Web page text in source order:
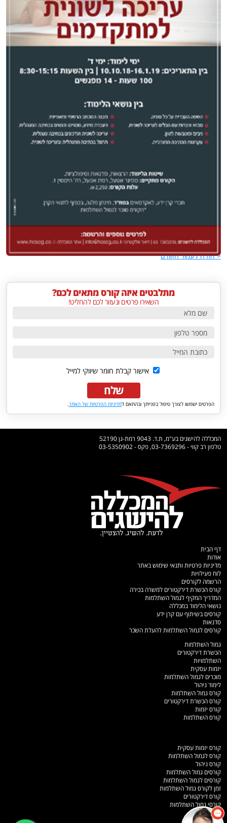
מתלבטים איזה קורס מתאים לכם?
השאירו פרטים ונעזור לכם להחליט!
אישור קבלת חומר שיווקי למייל
שלח
הפרטים ישמשו לצורך טיפול בפנייתך ובהתאם למדיניות הפרטיות של האתר.
עריכה לשונית - מתקדמים
עוד >
< חזרה לעמוד הקודם
המכללה להישגים בע"מ, ת.ד. 9043 רמת-גן 52190
טלפון רב קווי - 03-7369296, פקס - 03-5350902
דף הבית
אודות
מדיניות פרטיות ותנאי שימוש באתר
לוח פעילויות
הרשמה לקורסים
קורס הכשרת דירקטורים למשרה בכירה
המדריך המקיף לגמול השתלמות
נושאי הלימוד במכללה
קורסים בשיתוף עם קרן ידע
סדנאות
קורסים לגמול השתלמות להעלת השכר
גמול השתלמות
הכשרת דירקטורים
השתלמויות
יזמות עסקית
מוכרים לגמול השתלמות
לימוד ניהול
קורס גמול השתלמות
קורס הכשרת דירקטורים
קורס יזמות
קורס השתלמות
קורס יזמות עסקית
קורס לגמול השתלמות
קורס ניהול
קורסים גמול השתלמות
קורסים לגמול השתלמות
זמן לקורס גמול השתלמות
קורס דירקטורים
קורסי גמול השתלמות
מפת אתר
תלמידים כותבים